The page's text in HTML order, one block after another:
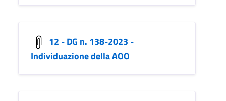
12 - DG n. 138-2023 -
Individuazione della AOO